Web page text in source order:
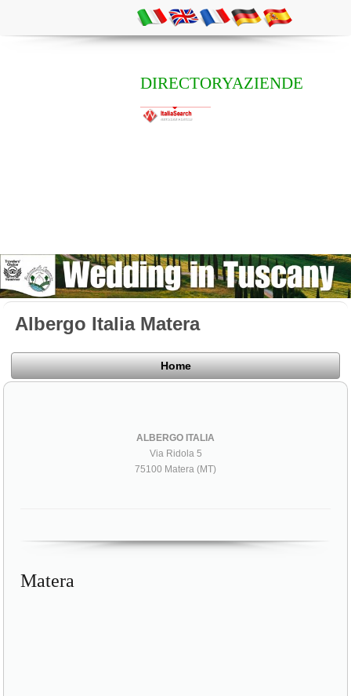
DIRECTORYAZIENDE
Albergo Italia Matera
Home
ALBERGO ITALIA
Via Ridola 5
75100 Matera (MT)
Matera